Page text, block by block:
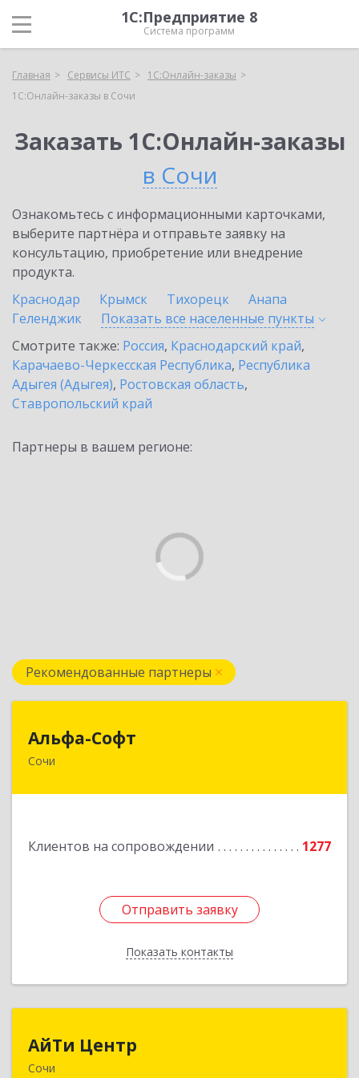
1С:Предприятие 8
Система программ
Главная Сервисы ИТС
1С:Онлайн-заказы
1С:Онлайн-заказы в Сочи
Заказать 1С:Онлайн-заказы
в Сочи
Ознакомьтесь с информационными карточками,
выберите партнёра и отправьте заявку на
консультацию, приобретение или внедрение
продукта.
Краснодар
Крымск Тихорецк
Анапа
Геленджик
Показать все населенные пункты
Смотрите также: Россия, Краснодарский край,
Карачаево-Черкесская Республика, Республика
Адыгея (Адыгея), Ростовская область,
Ставропольский край
Партнеры в вашем регионе:
Рекомендованные партнеры
Альфа-Софт
Сочи
Клиентов на сопровождении 1277
Отправить заявку
Показать контакты
Отправить заявку
Назад
АйТи Центр
Сочи
354000, Краснодарский край, Сочи, Московская